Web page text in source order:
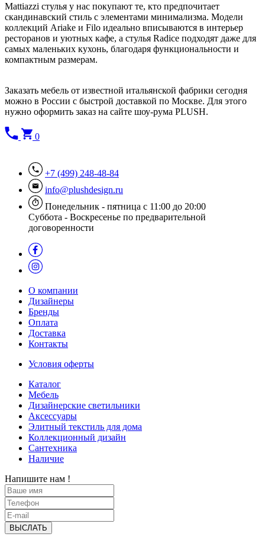
Mattiazzi стулья у нас покупают те, кто предпочитает
скандинавский стиль с элементами минимализма. Модели
коллекций Ariake и Filo идеально вписываются в интерьер
ресторанов и уютных кафе, а стулья Radice подходят даже для
самых маленьких кухонь, благодаря функциональности и
компактным размерам.
Заказать мебель от известной итальянской фабрики сегодня
можно в России с быстрой доставкой по Москве. Для этого
нужно оформить заказ на сайте шоу-рума PLUSH.
0
+7 (499) 248-48-84
info@plushdesign.ru
Понедельник - пятница с 11:00 до 20:00
Суббота - Воскресенье по предварительной
договоренности
О компании
Дизайнеры
Бренды
Оплата
Доставка
Контакты
Условия оферты
Каталог
Мебель
Дизайнерские светильники
Аксессуары
Элитный текстиль для дома
Коллекционный дизайн
Сантехника
Наличие
Напишите нам !
ВЫСЛАТЬ